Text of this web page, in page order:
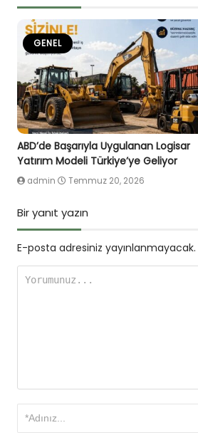
GENEL
ABD’de Başarıyla Uygulanan Logisar
Yatırım Modeli Türkiye’ye Geliyor
admin Temmuz 20, 2026
Bir yanıt yazın
E-posta adresiniz yayınlanmayacak.